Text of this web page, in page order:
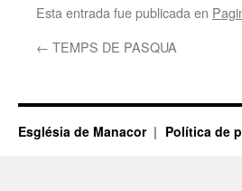
Esta entrada fue publicada en
← TEMPS DE PASQUA
Església de Manacor Política de